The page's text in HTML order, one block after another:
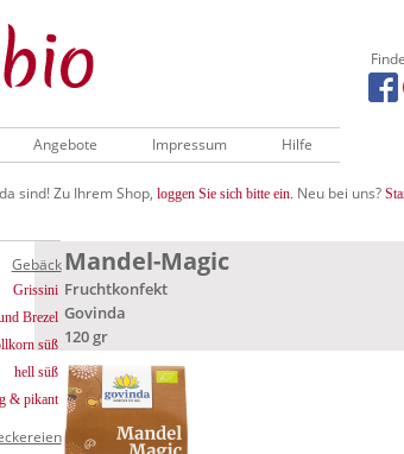
Angebote Impressum Hilfe
sind! Zu Ihrem Shop, loggen Sie sich bitte ein. Neu bei uns?
Gebäck
Grissini
Brezel
süß
hell süß
& pikant
Mandel-Magic
Fruchtkonfekt
Govinda
120 gr